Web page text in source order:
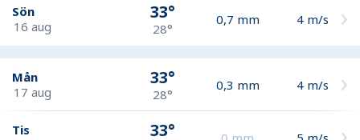
Sön
16 aug
33°
28°
0,7 mm 4 m/s
Mån
17 aug
33°
28°
0,3 mm 4 m/s
Tis
33°